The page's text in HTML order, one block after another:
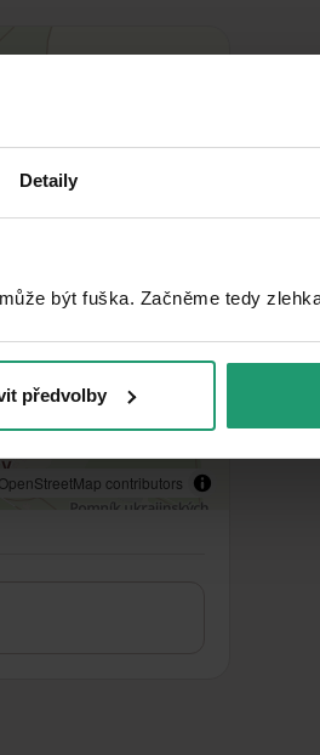
Detaily
být fuška. Začněme tedy
předvolby
contributors